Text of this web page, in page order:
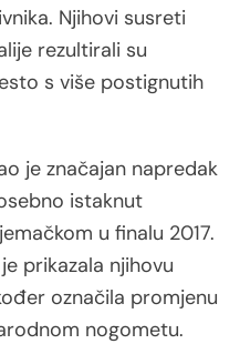
Njihovi susreti
rezultirali su
s više postignutih
je značajan napredak
istaknut
u finalu 2017.
prikazala njihovu
označila promjenu
nogometu.